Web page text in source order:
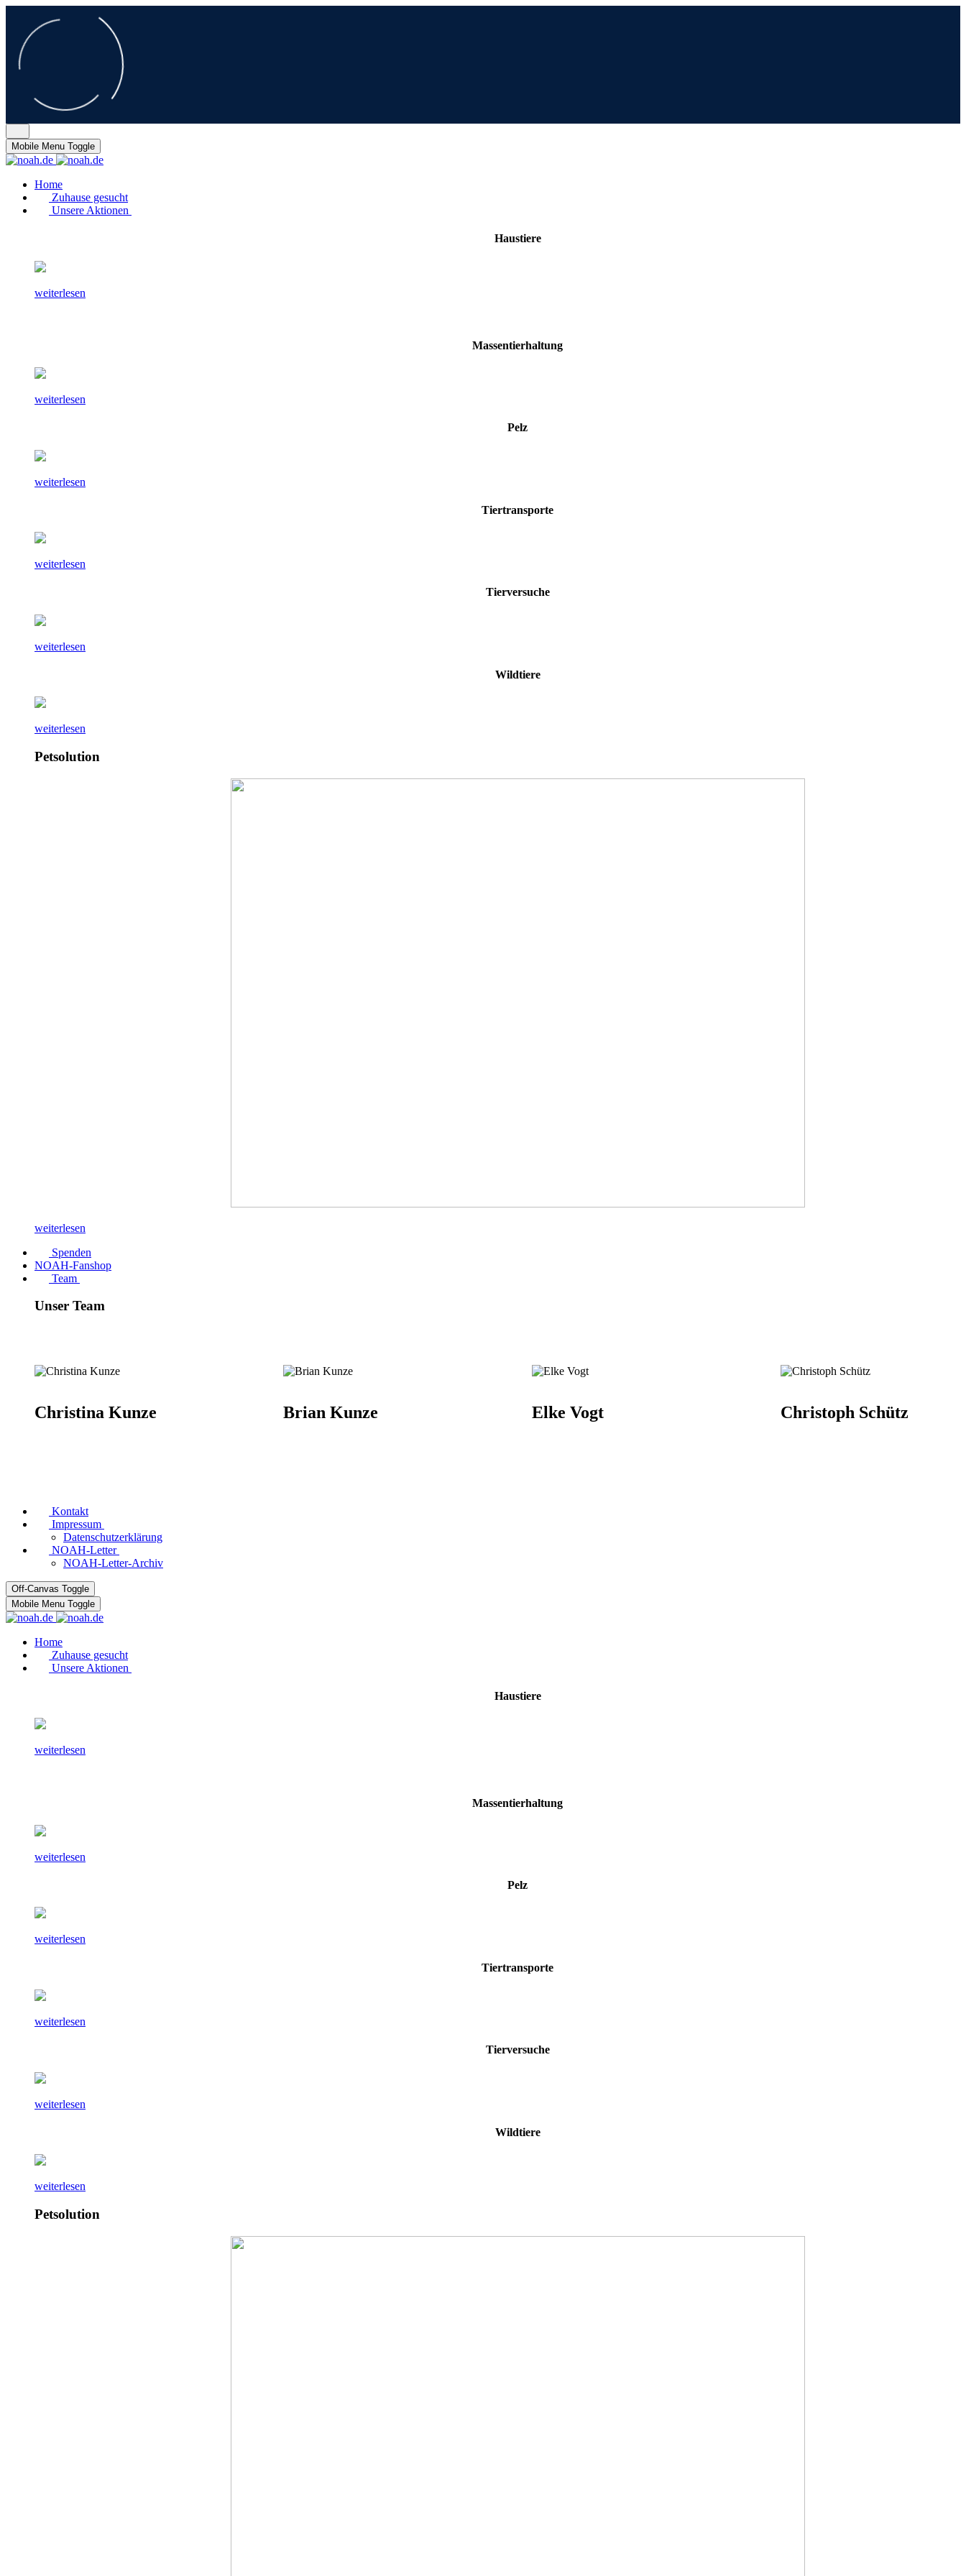
Mobile Menu Toggle
Home
Zuhause gesucht
Unsere Aktionen
Haustiere
weiterlesen
Massentierhaltung
weiterlesen
Pelz
weiterlesen
Tiertransporte
weiterlesen
Tierversuche
weiterlesen
Wildtiere
weiterlesen
Petsolution
weiterlesen
Spenden
NOAH-Fanshop
Team
Unser Team
Christina Kunze Brian Kunze Elke Vogt Christoph Schütz
Kontakt
Impressum
Datenschutzerklärung
NOAH-Letter
NOAH-Letter-Archiv
Off-Canvas Toggle
Mobile Menu Toggle
Home
Zuhause gesucht
Unsere Aktionen
Haustiere
weiterlesen
Massentierhaltung
weiterlesen
Pelz
weiterlesen
Tiertransporte
weiterlesen
Tierversuche
weiterlesen
Wildtiere
weiterlesen
Petsolution